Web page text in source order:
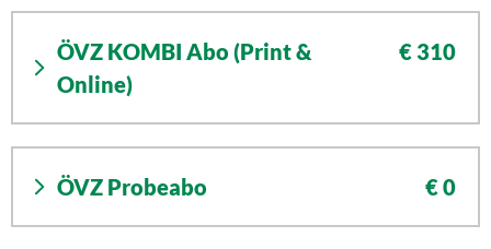
ÖVZ KOMBI Abo (Print &
Online)
€ 310
ÖVZ Probeabo € 0